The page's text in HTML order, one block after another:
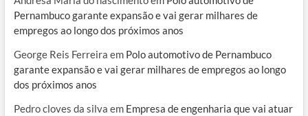
Pernambuco garante expansão e vai gerar milhares de
empregos ao longo dos próximos anos
George Reis Ferreira em Polo automotivo de Pernambuco
garante expansão e vai gerar milhares de empregos ao longo
dos próximos anos
Pedro cloves da silva em Empresa de engenharia que vai atuar